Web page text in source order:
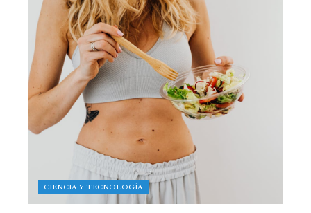
CIENCIA Y TECNOLOGÍA